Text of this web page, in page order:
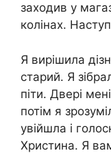
заходив у
колінах.
Я вирішила
старий. Я
піти. Двері
потім я
увійшла і
Христина. Я